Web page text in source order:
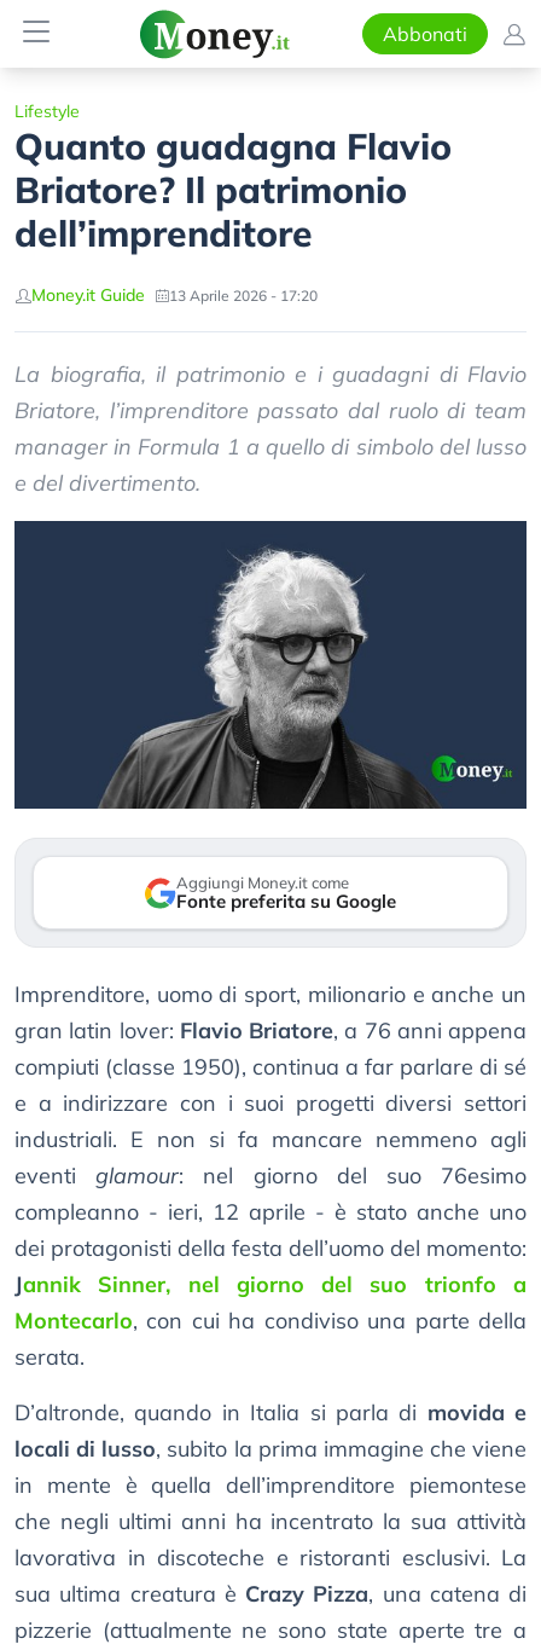
Abbonati
Lifestyle
Quanto guadagna Flavio
Briatore? Il patrimonio
dell’imprenditore
Money.it Guide 13 Aprile 2026 - 17:20
La biografia, il patrimonio e i guadagni di Flavio
Briatore, l’imprenditore passato dal ruolo di team
manager in Formula 1 a quello di simbolo del lusso
e del divertimento.
Aggiungi Money.it come
Fonte preferita su Google
Imprenditore, uomo di sport, milionario e anche un
gran latin lover: Flavio Briatore, a 76 anni appena
compiuti (classe 1950), continua a far parlare di sé
e a indirizzare con i suoi progetti diversi settori
industriali. E non si fa mancare nemmeno agli
eventiglamour: nel giorno del suo 76esimo
compleanno - ieri, 12 aprile - è stato anche uno
dei protagonisti della festa dell’uomo del momento:
Jannik Sinner, nel giorno del suo trionfo a
Montecarlo, con cui ha condiviso una parte della
serata.
D’altronde, quando in Italia si parla di movida e
locali di lusso, subito la prima immagine che viene
in mente è quella dell’imprenditore piemontese
che negli ultimi anni ha incentrato la sua attività
lavorativa in discoteche e ristoranti esclusivi. La
sua ultima creatura è Crazy Pizza, una catena di
pizzerie (attualmente ne sono state aperte tre a